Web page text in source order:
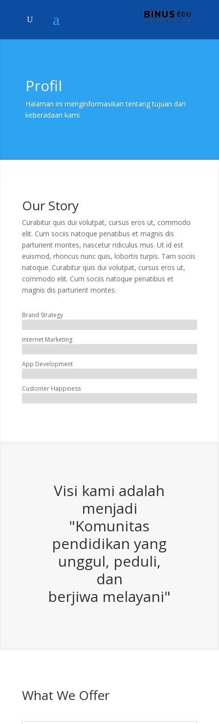
Profil
Halaman ini menginformasikan tentang tujuan dari
keberadaan kami
Our Story
Curabitur quis dui volutpat, cursus eros ut, commodo
elit. Cum sociis natoque penatibus et magnis dis
parturient montes, nascetur ridiculus mus. Ut id est
euismod, rhoncus nunc quis, lobortis turpis. Tam sociis
natoque. Curabitur quis dui volutpat, cursus eros ut,
commodo elit. Cum sociis natoque penatibus et
magnis dis parturient montes.
Brand Strategy
Internet Marketing
App Development
Customer Happiness
Visi kami adalah
menjadi
"Komunitas
pendidikan yang
unggul, peduli,
dan
berjiwa melayani"
What We Offer